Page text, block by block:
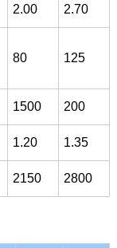
2.00 2.70
80 125
1500 200
1.20 1.35
2150 2800